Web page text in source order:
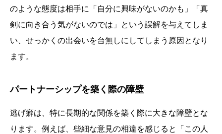
のような態度は相手に「自分に興味がないのかも」「真
剣に向き合う気がないのでは」という誤解を与えてしま
い、せっかくの出会いを台無しにしてしまう原因となり
ます。
パートナーシップを築く際の障壁
逃げ癖は、特に長期的な関係を築く際に大きな障壁とな
ります。例えば、些細な意見の相違を感じると「この人